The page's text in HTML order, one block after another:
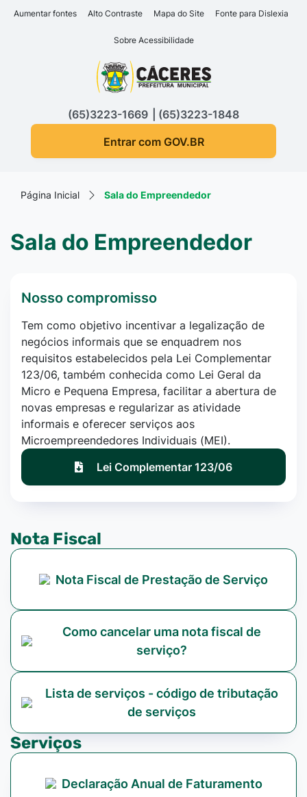
Seção de atalhos e links
Ir para o conteúdo [alt+1]
Ir para o rodapé [alt+4]
Aumentar fontes Alto Contraste Mapa do Site Fonte para Dislexia
Sobre Acessibilidade
Seção do menu principal
(65)3223-1669
(65)3223-1848
Entrar com GOV.BR
Página Inicial Sala do Empreendedor
Sala do Empreendedor
Nosso compromisso
Tem como objetivo incentivar a legalização de
negócios informais que se enquadrem nos
requisitos estabelecidos pela Lei Complementar
123/06, também conhecida como Lei Geral da
Micro e Pequena Empresa, facilitar a abertura de
novas empresas e regularizar as atividade
informais e oferecer serviços aos
Microempreendedores Individuais (MEI).
Lei Complementar 123/06
Nota Fiscal
Nota Fiscal de Prestação de Serviço
Como cancelar uma nota fiscal de
serviço?
Lista de serviços - código de tributação
de serviços
Serviços
Declaração Anual de Faturamento